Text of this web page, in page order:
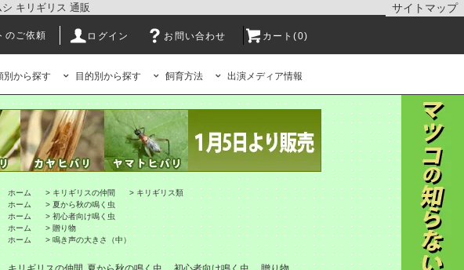
キリギリス 通販 サイトマップ
ログイン お問い合わせ カート(0)
のご依頼
別から探す 目的別から探す 飼育方法 出演メディア情報
ホーム > キリギリスの仲間 > キリギリス類
ホーム
> 夏から秋の鳴く虫
ホーム
>初心者向け鳴く虫
ホーム
> 贈り物
ホーム
> 鳴き声の大きさ（中）